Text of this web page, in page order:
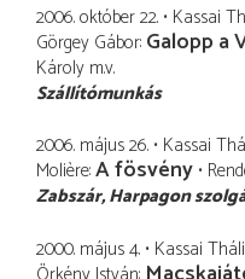
2006. október 22. Kassai
Görgey Gábor Galopp a
Károly m.v.
Szállítómunkás
2006. május 26. Kassai
Molière A fösvény
Zabszár Harpagon
2000. május 4. Kassai